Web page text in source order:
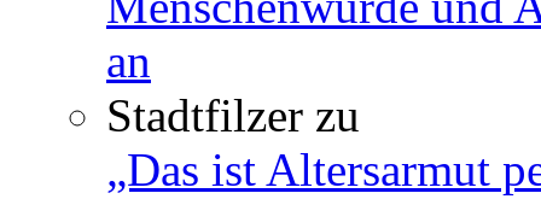
an
Stadtfilzer zu
„Das ist Altersarmut